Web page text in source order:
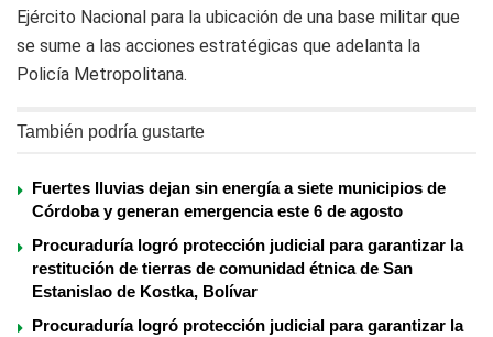
Ejército Nacional para la ubicación de una base militar que
se sume a las acciones estratégicas que adelanta la
Policía Metropolitana.
También podría gustarte
Fuertes lluvias dejan sin energía a siete municipios de
Córdoba y generan emergencia este 6 de agosto
Procuraduría logró protección judicial para garantizar la
restitución de tierras de comunidad étnica de San
Estanislao de Kostka, Bolívar
Procuraduría logró protección judicial para garantizar la